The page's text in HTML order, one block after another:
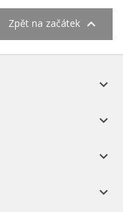
Zpět na začátek 



